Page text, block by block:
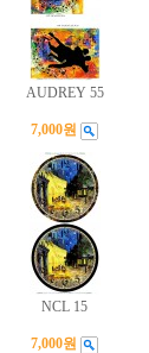
AUDREY 55
7,000원
NCL 15
7,000원